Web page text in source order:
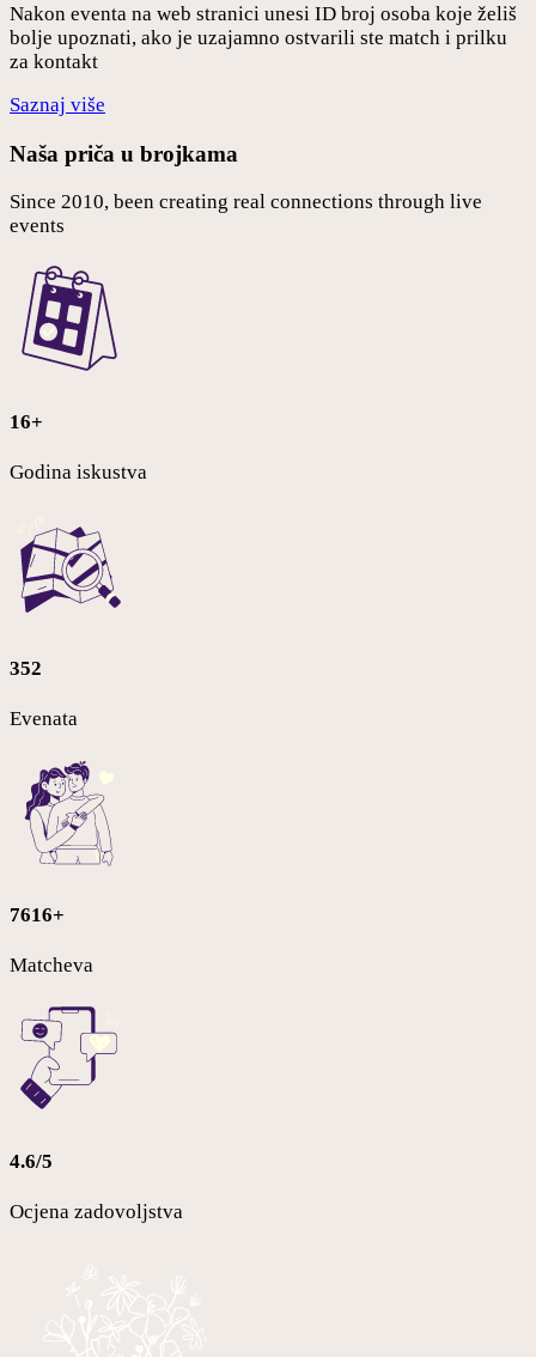
Nakon eventa na web stranici unesi ID broj osoba koje želiš
bolje upoznati, ako je uzajamno ostvarili ste match i prilku
za kontakt
Saznaj više
Naša priča u brojkama
Since 2010, been creating real connections through live
events
16+
Godina iskustva
352
Evenata
7616+
Matcheva
4.6/5
Ocjena zadovoljstva